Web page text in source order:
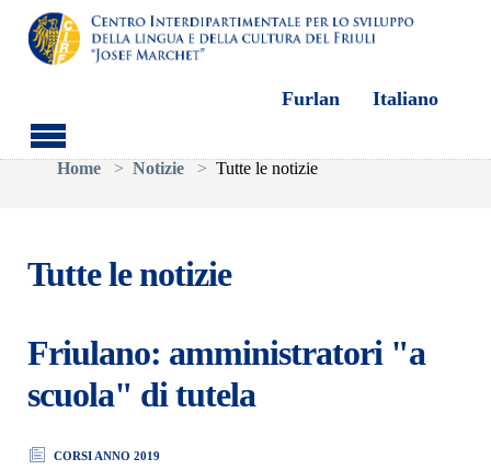
Skip to main content
Furlan Italiano
You are here:
Home
Notizie Tutte le notizie
Tutte le notizie
Friulano: amministratori "a
scuola" di tutela
CORSI ANNO 2019